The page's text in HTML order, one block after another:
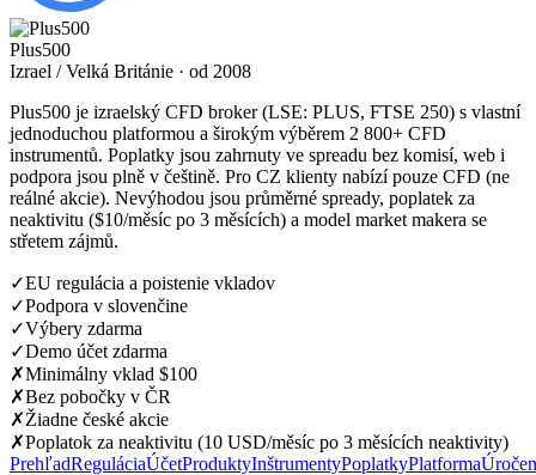
Plus500
Izrael / Velká Británie · od 2008
Plus500 je izraelský CFD broker (LSE: PLUS, FTSE 250) s vlastní
jednoduchou platformou a širokým výběrem 2 800+ CFD
instrumentů. Poplatky jsou zahrnuty ve spreadu bez komisí, web i
podpora jsou plně v češtině. Pro CZ klienty nabízí pouze CFD (ne
reálné akcie). Nevýhodou jsou průměrné spready, poplatek za
neaktivitu ($10/měsíc po 3 měsících) a model market makera se
střetem zájmů.
✓EU regulácia a poistenie vkladov
✓Podpora v slovenčine
✓Výbery zdarma
✓Demo účet zdarma
✗Minimálny vklad $100
✗Bez pobočky v ČR
✗Žiadne české akcie
✗Poplatok za neaktivitu (10 USD/měsíc po 3 měsících neaktivity)
PrehľadReguláciaÚčetProduktyInštrumentyPoplatkyPlatforma